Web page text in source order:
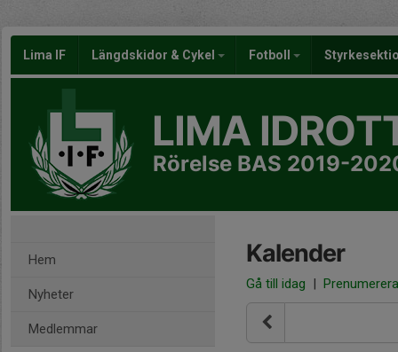
Lima IF Längdskidor & Cykel Fotboll
LIMA
Rörelse BAS 2019-
Hem
Nyheter
Medlemmar
Kalender
Gå till idag | Prenumerera